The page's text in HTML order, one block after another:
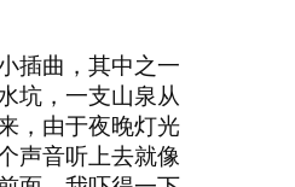
插曲，其中之一
坑，一支山泉从
，由于夜晚灯光
声音听上去就像